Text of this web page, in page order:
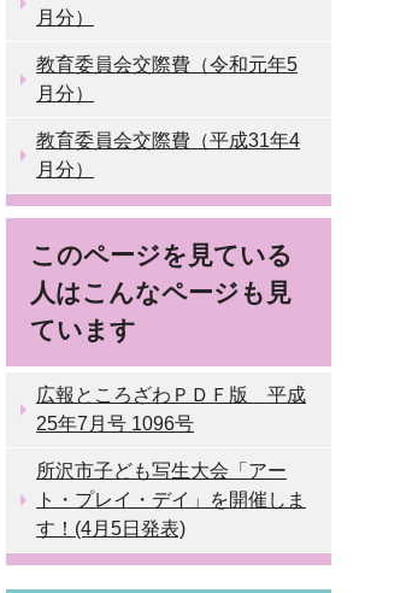
月分）
教育委員会交際費（令和元年5
月分）
教育委員会交際費（平成31年4
月分）
このページを見ている
人はこんなページも見
ています
広報ところざわＰＤＦ版 平成
25年7月号 1096号
所沢市子ども写生大会「アー
ト・プレイ・デイ」を開催しま
す！(4月5日発表)